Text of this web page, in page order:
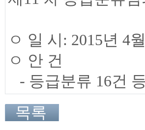
ㅇ 일 시: 2015년 4
ㅇ 안 건
- 등급분류 16건
목록